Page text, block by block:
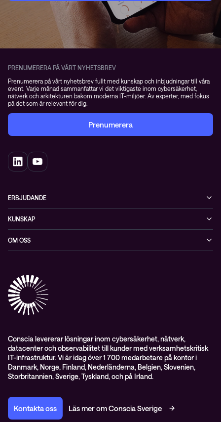
PRENUMERERA PÅ VÅRT NYHETSBREV
Prenumerera på vårt nyhetsbrev fullt med kunskap och inbjudningar till våra
event. Varje månad sammanfattar vi det viktigaste inom cybersäkerhet,
nätverk och arkitekturen bakom moderna IT-miljöer. Av experter, med fokus
på det som är relevant för dig.
Prenumerera
ERBJUDANDE
Datacenter & moln
Nätverk & WiFi
KUNSKAP
Event
Whitepapers & guider
OM OSS
Kontakt
Pressnyheter
Conscia levererar lösningar inom cybersäkerhet, nätverk,
datacenter och observabilitet till kunder med verksamhetskritisk
IT-infrastruktur. Vi är idag över 1 700 medarbetare på kontor i
Danmark, Norge, Finland, Nederländerna, Belgien, Slovenien,
Storbritannien, Sverige, Tyskland, och på Irland.
Kontakta oss Läs mer om Conscia Sverige